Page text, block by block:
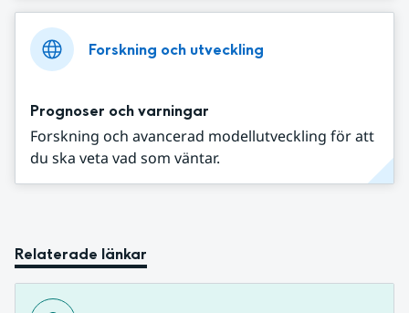
Forskning och utveckling
Prognoser och varningar
Forskning och avancerad modellutveckling för att
du ska veta vad som väntar.
Relaterade länkar